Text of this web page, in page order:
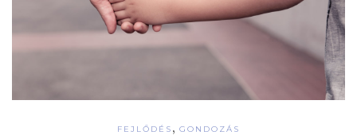
FEJLŐDÉS , GONDOZÁS